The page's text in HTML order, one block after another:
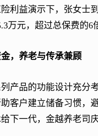
利益演示下，张女士
万元，超过总保费的6
，养老与传承兼顾
品的功能设计充分考
客户建立储备习惯，
下一代，金越养老司